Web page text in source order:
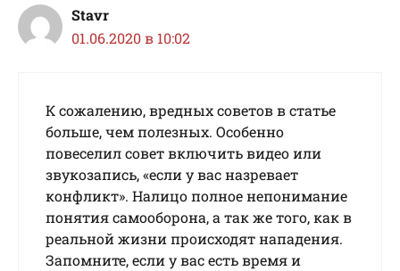
Stavr
01.06.2020 в 10:02
К сожалению, вредных советов в статье
больше, чем полезных. Особенно
повеселил совет включить видео или
звукозапись, «если у вас назревает
конфликт». Налицо полное непонимание
понятия самооборона, а так же того, как в
реальной жизни происходят нападения.
Запомните, если у вас есть время и